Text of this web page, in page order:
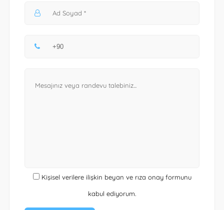
Kişisel verilere ilişkin beyan ve rıza onay formunu
kabul ediyorum.